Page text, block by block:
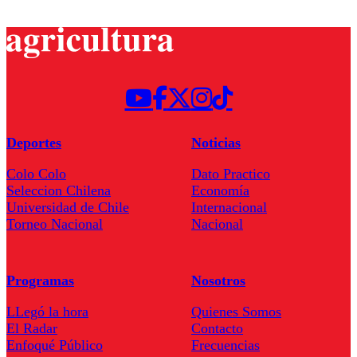
Deportes
Colo Colo
Seleccion Chilena
Universidad de Chile
Torneo Nacional
Noticias
Dato Practico
Economía
Internacional
Nacional
Programas
LLegó la hora
El Radar
Enfoqué Público
Nosotros
Quienes Somos
Contacto
Frecuencias